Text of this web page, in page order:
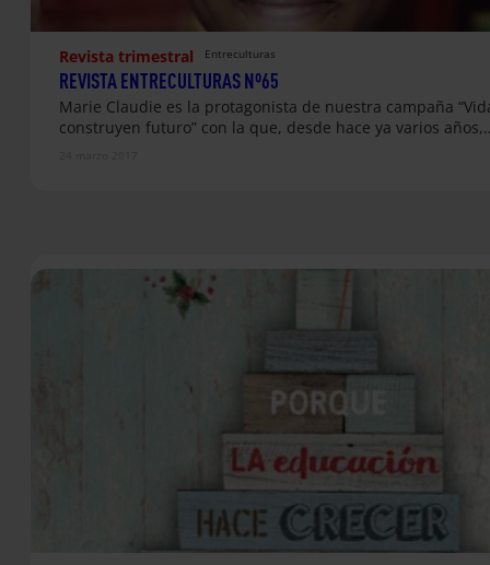
Revista trimestral Entreculturas
REVISTA ENTRECULTURAS Nº65
Marie Claudie es la protagonista de nuestra campaña
construyen futuro” con la que, desde hace ya varios